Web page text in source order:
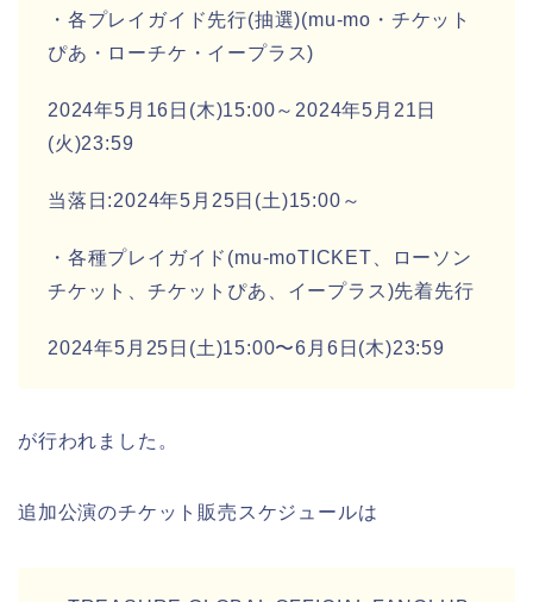
・各プレイガイド先行(抽選)(mu-mo・チケット
ぴあ・ローチケ・イープラス)
2024年5月16日(木)15:00～2024年5月21日
(火)23:59
当落日:2024年5月25日(土)15:00～
・各種プレイガイド(mu-moTICKET、ローソン
チケット、チケットぴあ、イープラス)先着先行
2024年5月25日(土)15:00〜6月6日(木)23:59
が行われました。
追加公演のチケット販売スケジュールは